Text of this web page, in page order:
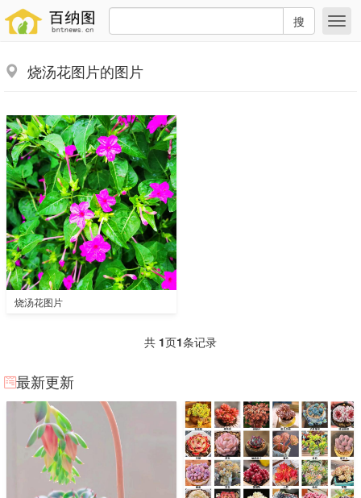
搜
烧汤花图片的图片
烧汤花图片
共 1页1条记录
最新更新